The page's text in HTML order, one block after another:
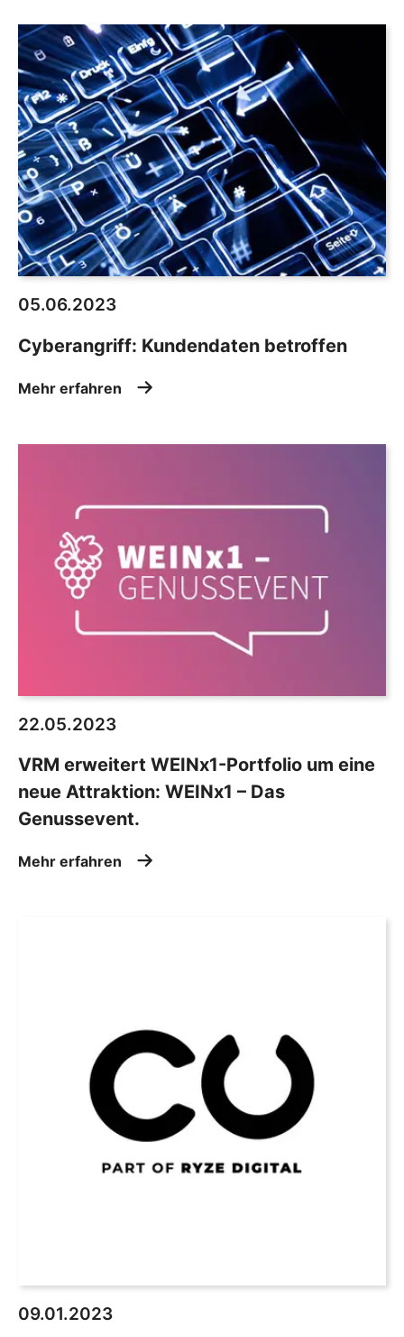
05.06.2023
Cyberangriff: Kundendaten betroffen
Mehr erfahren
22.05.2023
VRM erweitert WEINx1-Portfolio um eine
neue Attraktion: WEINx1 – Das
Genussevent.
Mehr erfahren
09.01.2023